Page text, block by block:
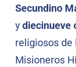
Secundino
y diecinueve
religiosos de
Misioneros